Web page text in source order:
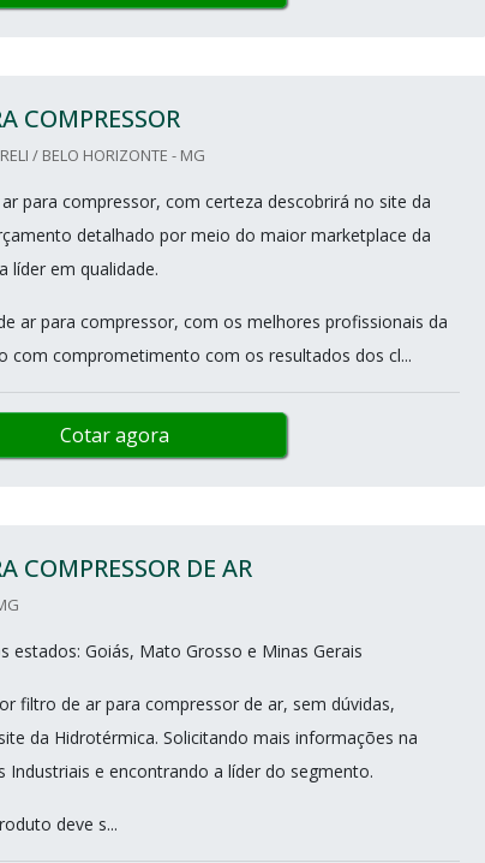
COMPRESSOR
/ BELO HORIZONTE - MG
para compressor, com certeza descobrirá no site da
detalhado por meio do maior marketplace da
líder em qualidade.
ar para compressor, com os melhores profissionais da
com comprometimento com os resultados dos cl...
Cotar agora
COMPRESSOR DE AR
estados: Goiás, Mato Grosso e Minas Gerais
filtro de ar para compressor de ar, sem dúvidas,
da Hidrotérmica. Solicitando mais informações na
Industriais e encontrando a líder do segmento.
deve s...